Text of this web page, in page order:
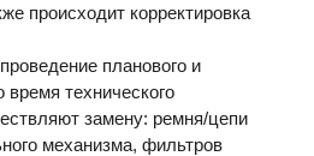
происходит корректировка
планового и
технического
замену: ремня/цепи
механизма, фильтров